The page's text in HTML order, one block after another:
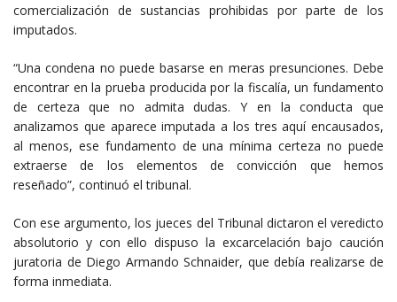
comercialización de sustancias prohibidas por parte de los
imputados.
“Una condena no puede basarse en meras presunciones. Debe
encontrar en la prueba producida por la fiscalía, un fundamento
de certeza que no admita dudas. Y en la conducta que
analizamos que aparece imputada a los tres aquí encausados,
al menos, ese fundamento de una mínima certeza no puede
extraerse de los elementos de convicción que hemos
reseñado”, continuó el tribunal.
Con ese argumento, los jueces del Tribunal dictaron el veredicto
absolutorio y con ello dispuso la excarcelación bajo caución
juratoria de Diego Armando Schnaider, que debía realizarse de
forma inmediata.